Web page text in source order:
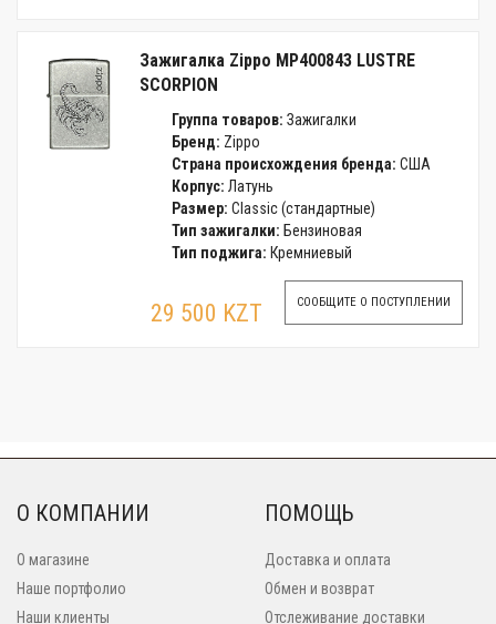
Зажигалка Zippo MP400843 LUSTRE
SCORPION
Группа товаров: Зажигалки
Бренд: Zippo
Страна происхождения бренда: США
Корпус: Латунь
Размер: Classic (стандартные)
Тип зажигалки: Бензиновая
Тип поджига: Кремниевый
29 500 KZT СООБЩИТЕ О ПОСТУПЛЕНИИ
О КОМПАНИИ
О магазине
Наше портфолио
Наши клиенты
ПОМОЩЬ
Доставка и оплата
Обмен и возврат
Отслеживание доставки